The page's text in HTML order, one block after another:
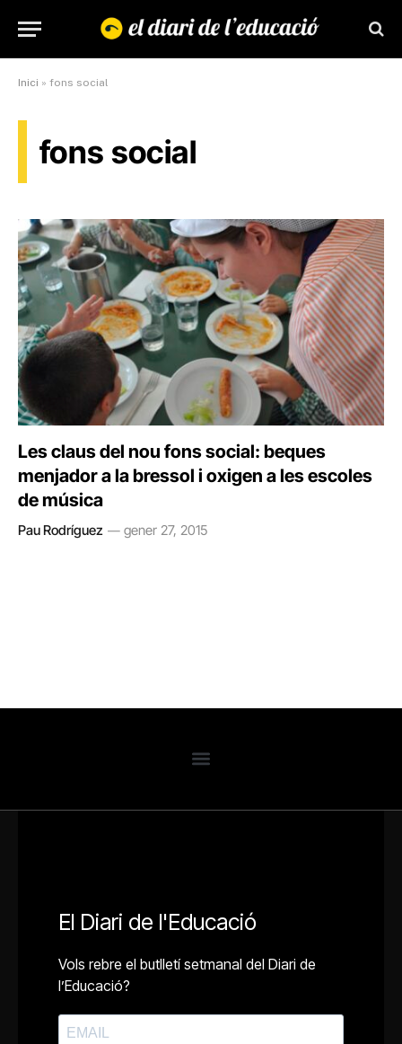
Inici » fons social
fons social
Les claus del nou fons social: beques
menjador a la bressol i oxigen a les escoles
de música
Pau Rodríguez gener 27, 2015